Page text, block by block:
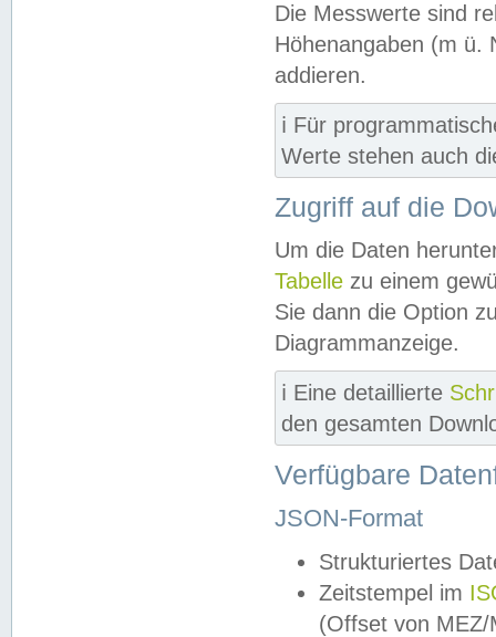
Die Messwerte sind
Höhenangaben (m ü.
addieren.
ℹ️ Für
Werte stehen auch
Zugriff auf die
Um die Daten
Tabelle zu einem
Sie dann die Option
Diagrammanzeige.
ℹ️ Eine detaillierte
den gesamten
Verfügbare
JSON-Format
Strukturiertes
Zeitstempel im
(Offset von MEZ/